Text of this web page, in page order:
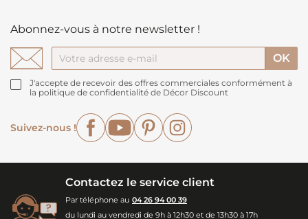
Abonnez-vous à notre newsletter !
J'accepte de recevoir des offres commerciales conformément à
la politique de confidentialité de Décor Discount
Suivez-nous !
FacebookYouTubePinterest
Contactez le service client
Par téléphone au 04 26 94 00 39
du lundi au vendredi de 9h à 12h30 et de 13h30 à 17h